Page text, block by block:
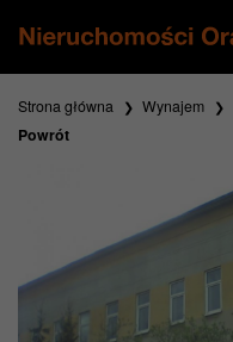
Strona główna Wynajem
Powrót